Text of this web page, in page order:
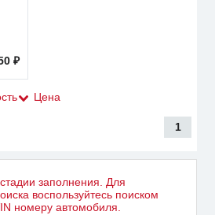
₽
Цена
1
заполнения. Для
воспользуйтесь поиском
номеру автомобиля.